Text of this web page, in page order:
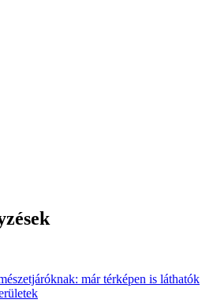
már térképen is láthatók